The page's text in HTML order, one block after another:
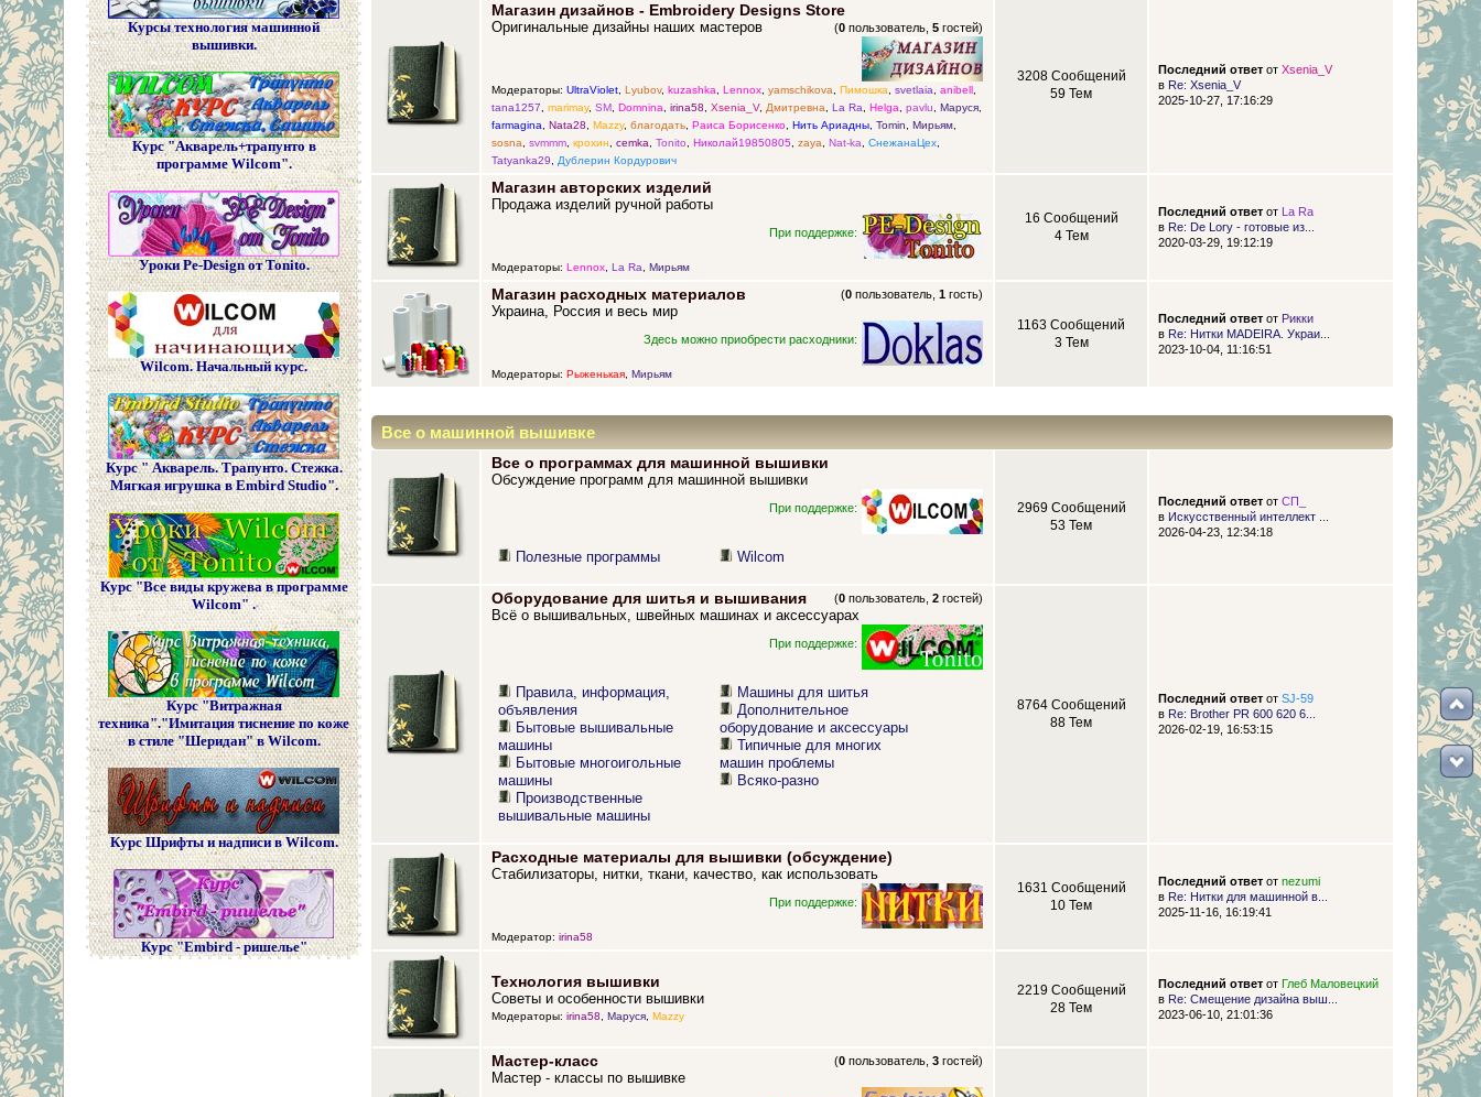
Курсы технология машинной
вышивки.
Курс "Акварель+трапунто в
программе Wilcom".
Уроки Pe-Design от Tonito.
Wilcom. Начальный курс.
Курс " Акварель. Трапунто. Стежка.
Мягкая игрушка в Embird Studio".
Курс "Все виды кружева в программе
Wilcom" .
Курс "Витражная
техника"."Имитация тиснение по коже
в стиле "Шеридан" в Wilcom.
Курс Шрифты и надписи в Wilcom.
Курс "Embird - ришелье"
Магазин дизайнов - Embroidery Designs Store
(0 пользователь,5 гостей)
Оригинальные дизайны наших мастеров
Модераторы: UltraViolet, Lyubov, kuzashka, Lennox, yamschikova, Пимошка, svetlaia, anibell,
tana1257, marimay, SM, Domnina, irina58, Xsenia_V, Дмитревна, La Ra, Helga, pavlu, Маруся,
farmagina, Nata28, Mazzy, благодать, Раиса Борисенко, Нить Ариадны, Tomin, Мирьям,
sosna, svmmm, крохин, cemka, Tonito, Николай19850805, zaya, Nat-ka, СнежанаЦех,
Tatyanka29, Дублерин Кордурович
3208 Сообщений
59 Тем
Последний ответот Xsenia_V
в Re: Xsenia_V
2025-10-27, 17:16:29
Магазин авторских изделий
Продажа изделий ручной работы
При поддержке:
Модераторы: Lennox, La Ra, Мирьям
16 Сообщений
4 Тем
Последний ответот
La Ra
в Re: De Lory - готовые из...
2020-03-29, 19:12:19
Магазин расходных материалов (0 пользователь,1 гость)
Украина, Россия и весь мир
Здесь можно приобрести расходники:
Модераторы: Рыженькая, Мирьям
1163 Сообщений
3 Тем
Последний ответот Рикки
в Re: Нитки MADEIRA. Украи...
2023-10-04, 11:16:51
Все о машинной вышивке
Все о программах для машинной вышивки
Обсуждение программ для машинной вышивки
При поддержке:
Полезные программы Wilcom
2969 Сообщений
53 Тем
Последний ответот СП_
в Искусственный интеллект ...
2026-04-23, 12:34:18
Оборудование для шитья и вышивания (0 пользователь,2 гостей)
Всё о вышивальных, швейных машинах и аксессуарах
При поддержке:
Правила, информация,
объявления
Бытовые вышивальные
машины
Бытовые многоигольные
машины
Производственные
вышивальные машины
Машины для шитья
Дополнительное
оборудование и аксессуары
Типичные для многих
машин проблемы
Всяко-разно
8764 Сообщений
88 Тем
Последний ответот SJ-59
в Re: Brother PR 600 620 6...
2026-02-19, 16:53:15
Расходные материалы для вышивки (обсуждение)
Стабилизаторы, нитки, ткани, качество, как использовать
При поддержке:
Модератор: irina58
1631 Сообщений
10 Тем
Последний ответот nezumi
в Re: Нитки для машинной в...
2025-11-16, 16:19:41
Технология вышивки
Советы и особенности вышивки
Модераторы: irina58, Маруся, Mazzy
2219 Сообщений
28 Тем
Последний ответот Глеб Маловецкий
в Re: Смещение дизайна выш...
2023-06-10, 21:01:36
Мастер-класс (0 пользователь,3 гостей)
Мастер - классы по вышивке